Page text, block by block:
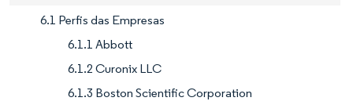
6.1 Perfis das Empresas
6.1.1 Abbott
6.1.2 Curonix LLC
6.1.3 Boston Scientific Corporation